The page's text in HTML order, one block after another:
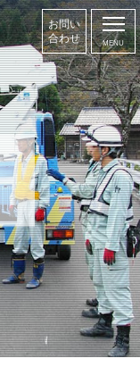
お問い
合わせ